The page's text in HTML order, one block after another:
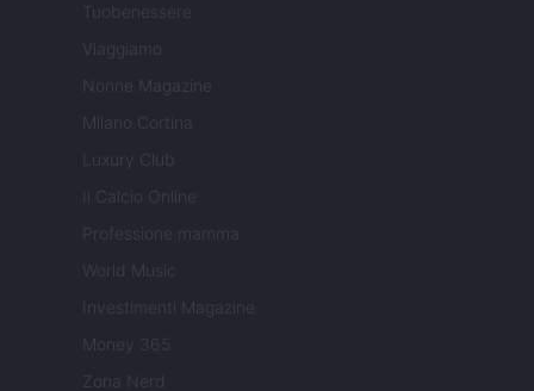
Tuobenessere
Viaggiamo
Nonne Magazine
Milano Cortina
Luxury Club
Il Calcio Online
Professione mamma
World Music
Investimenti Magazine
Money 365
Zona Nerd